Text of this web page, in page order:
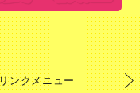
ンクメニュー